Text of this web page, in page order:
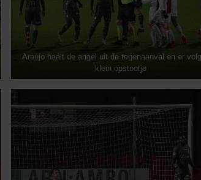
Araujo haalt de angel uit de tegenaanval en er
klein opstootje